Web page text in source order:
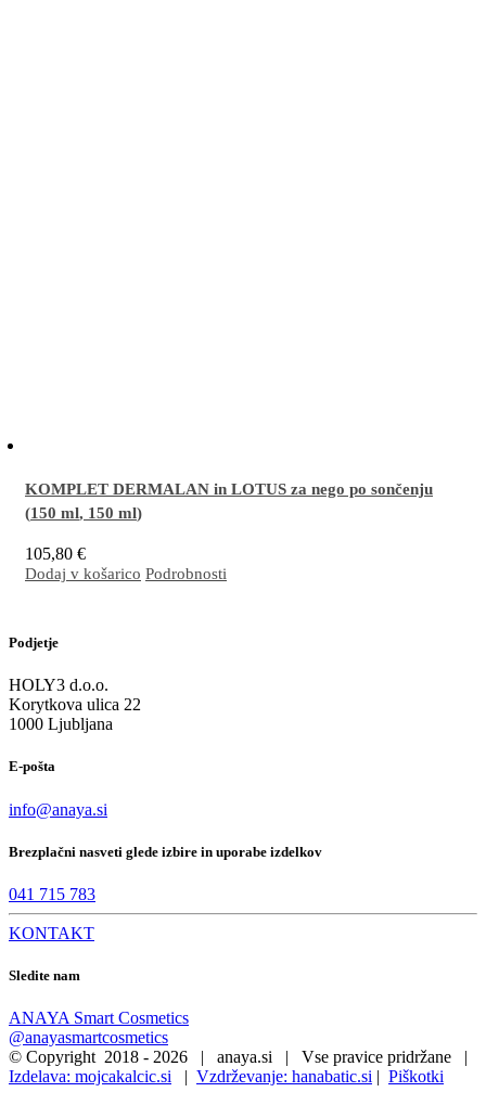
KOMPLET DERMALAN in LOTUS za nego po sončenju
(150 ml, 150 ml)
105,80 €
Odlična kombinacija za učinkovito nego suhe, občutljive, razdražene in/ali luščeče se
Dodaj v košarico Podrobnosti
Podjetje
HOLY3 d.o.o.
Korytkova ulica 22
1000 Ljubljana
E-pošta
info@anaya.si
Brezplačni nasveti glede izbire in uporabe izdelkov
041 715 783
KONTAKT
Sledite nam
ANAYA Smart Cosmetics
@anayasmartcosmetics
© Copyright 2018 - 2026 | anaya.si | Vse pravice pridržane |
Izdelava: mojcakalcic.si | Vzdrževanje: hanabatic.si | Piškotki